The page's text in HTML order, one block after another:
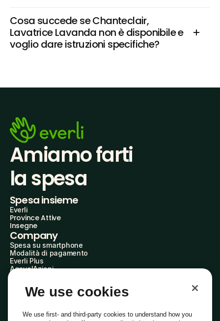
Cosa succede se Chanteclair,
Lavatrice Lavanda non è disponibile e
voglio dare istruzioni specifiche?
Amiamo farti
la spesa
Spesa insieme
Everli
Province Attive
Insegne
Company
Spesa su smartphone
Modalità di pagamento
Everli Plus
AgevolAzioni
Everli Shoppers
Scopri chi siamo
We use cookies
We use first- and third-party cookies to understand how you